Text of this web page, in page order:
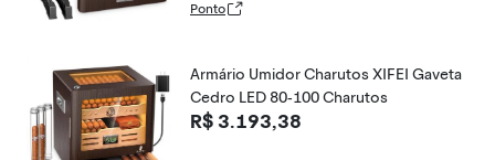
Ponto
Armário Umidor Charutos XIFEI Gaveta
Cedro LED 80-100 Charutos
R$ 3.193,38